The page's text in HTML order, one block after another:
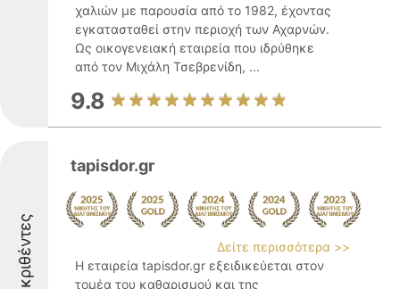
χαλιών με παρουσία από το 1982, έχοντας
εγκατασταθεί στην περιοχή των Αχαρνών.
Ως οικογενειακή εταιρεία που ιδρύθηκε
από τον Μιχάλη Τσεβρενίδη, ...
9.8
Διακριθέντες
tapisdor.gr
Δείτε περισσότερα >>
Η εταιρεία tapisdor.gr εξειδικεύεται στον
τομέα του καθαρισμού και της